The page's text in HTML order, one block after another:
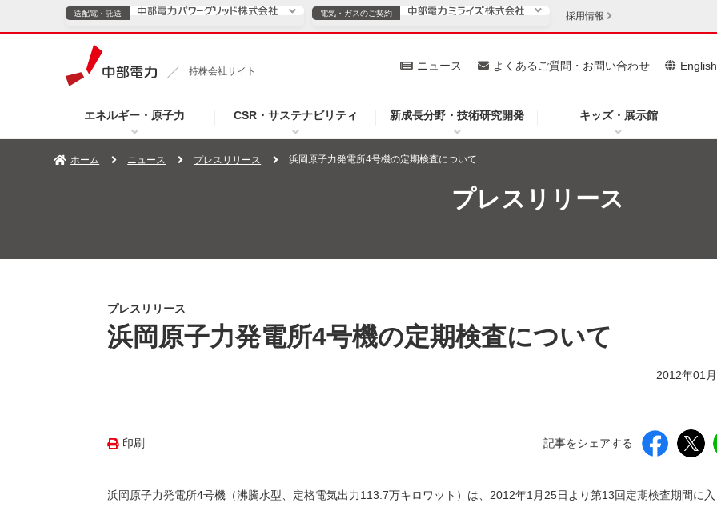
持株会社サイト
エネルギー・原子力 CSR・サステナビリティ 新成長分野・技術研究開発 キッズ・展示館
ニュース よくあるご質問・お問い合わせ English
送配電・託送
TOPページへ ご案内 安定供給
企業情報
電気・ガスのご契約
電気・ガスのご契約
TOPページへ 個人のお客さま 法人のお客さま
採用情報
ホーム ニュース プレスリリース 浜岡原子力発電所4号機の定期検査について
プレスリリース
プレスリリース
浜岡原子力発電所4号機の定期検査について
2012年01
印刷 記事をシェアする
浜岡原子力発電所4号機（沸騰水型、定格電気出力113.7万キロワット）は、2012年1月25日より第13回定期検査期間に